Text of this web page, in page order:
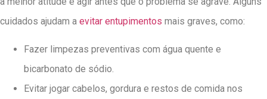
cuidados ajudam a evitar entupimentos mais graves, como:
Fazer limpezas preventivas com água quente e
bicarbonato de sódio.
Evitar jogar cabelos, gordura e restos de comida nos